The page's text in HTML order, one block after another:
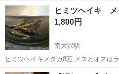
東京 八王子市 南大沢駅 そ
ヒミツヘイキ
1,800円
南大沢駅
ヒミツヘイキメダカ8匹 メスとオスは
子も含みます。
東京 八王子市 南大沢駅 そ